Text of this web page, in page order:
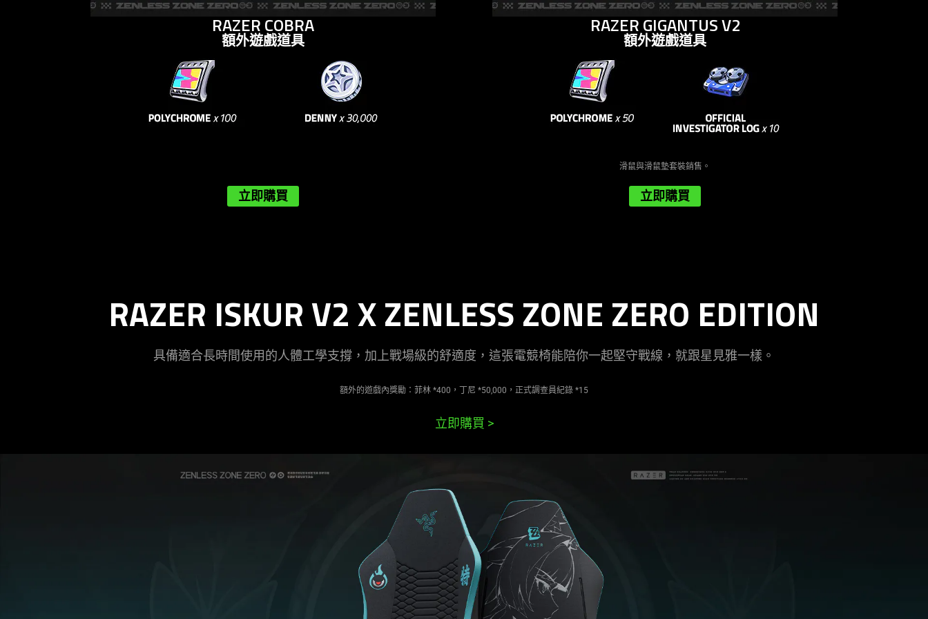
RAZER COBRA
額外遊戲道具
立即購買
RAZER GIGANTUS V2
額外遊戲道具
滑鼠與滑鼠墊套裝銷售。
立即購買
RAZER ISKUR V2 X ZENLESS ZONE ZERO EDITION
具備適合長時間使用的人體工學支撐，加上戰場級的舒適度，這張電競椅能陪你一起堅守戰線，就跟星見雅一樣 。
額外的遊戲內獎勵：菲林 *400，丁尼 *50,000，正式調查員紀錄 *15
立即購買 >